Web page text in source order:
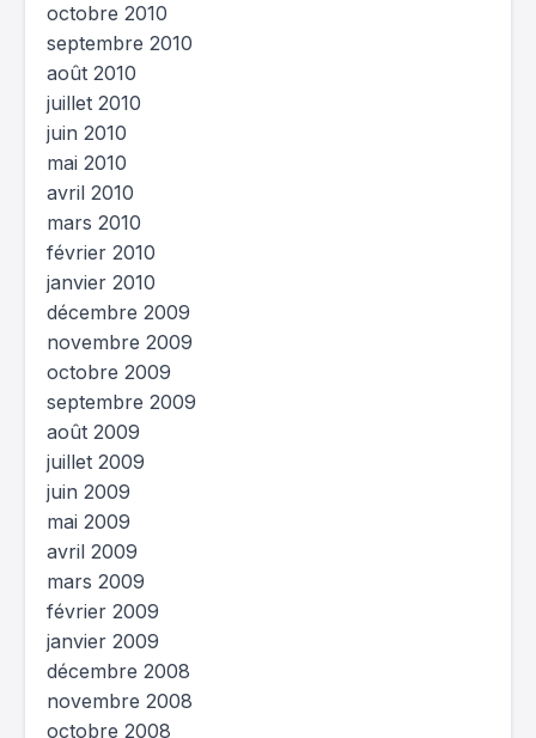
octobre 2010
septembre 2010
août 2010
juillet 2010
juin 2010
mai 2010
avril 2010
mars 2010
février 2010
janvier 2010
décembre 2009
novembre 2009
octobre 2009
septembre 2009
août 2009
juillet 2009
juin 2009
mai 2009
avril 2009
mars 2009
février 2009
janvier 2009
décembre 2008
novembre 2008
octobre 2008